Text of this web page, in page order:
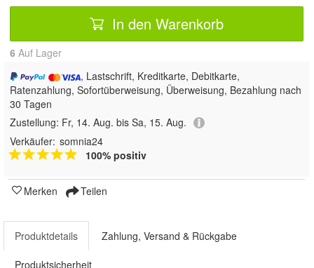
In den Warenkorb
6 Auf Lager
, Lastschrift, Kreditkarte, Debitkarte,
Ratenzahlung, Sofortüberweisung, Überweisung, Bezahlung nach
30 Tagen
Zustellung: Fr, 14. Aug. bis Sa, 15. Aug.
Verkäufer: somnia24
100% positiv
Merken Teilen
Produktdetails Zahlung, Versand & Rückgabe
Produktsicherheit